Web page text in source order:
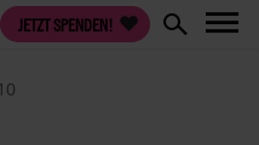
JETZT SPENDEN!